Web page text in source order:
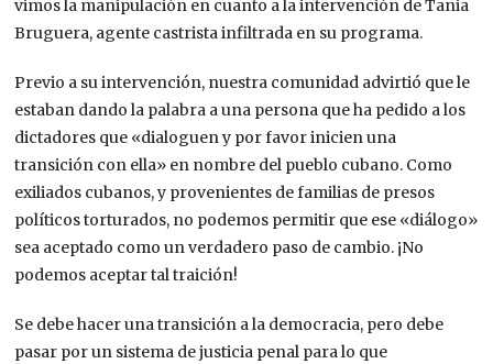
vimos la manipulación en cuanto a la intervención de Tania
Bruguera, agente castrista infiltrada en su programa.
Previo a su intervención, nuestra comunidad advirtió que le
estaban dando la palabra a una persona que ha pedido a los
dictadores que «dialoguen y por favor inicien una
transición con ella» en nombre del pueblo cubano. Como
exiliados cubanos, y provenientes de familias de presos
políticos torturados, no podemos permitir que ese «diálogo»
sea aceptado como un verdadero paso de cambio. ¡No
podemos aceptar tal traición!
Se debe hacer una transición a la democracia, pero debe
pasar por un sistema de justicia penal para lo que